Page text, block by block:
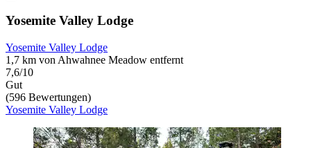
Yosemite Valley Lodge
Yosemite Valley Lodge
1,7 km von Ahwahnee Meadow entfernt
7,6/10
Gut
(596 Bewertungen)
Yosemite Valley Lodge